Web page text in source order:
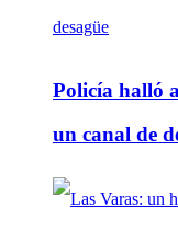
Policía halló
un canal de